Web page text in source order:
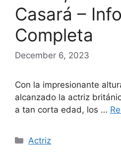
Casará –
Completa
December 6, 2023
Con la impresionante
alcanzado la actriz
a tan corta edad, los …
Categories
Actriz